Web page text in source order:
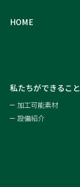
HOME
私たちができること
加工可能素材
設備紹介